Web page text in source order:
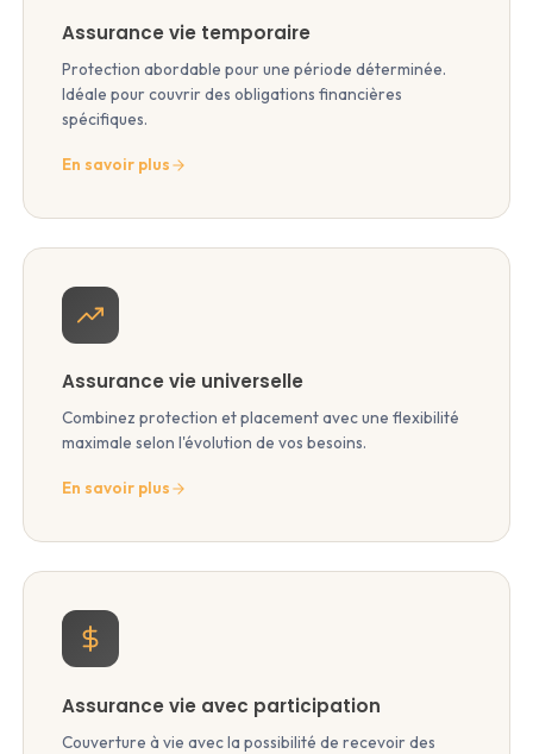
Assurance vie temporaire
Protection abordable pour une période déterminée.
Idéale pour couvrir des obligations financières
spécifiques.
En savoir plus
Assurance vie universelle
Combinez protection et placement avec une flexibilité
maximale selon l'évolution de vos besoins.
En savoir plus
Assurance vie avec participation
Couverture à vie avec la possibilité de recevoir des